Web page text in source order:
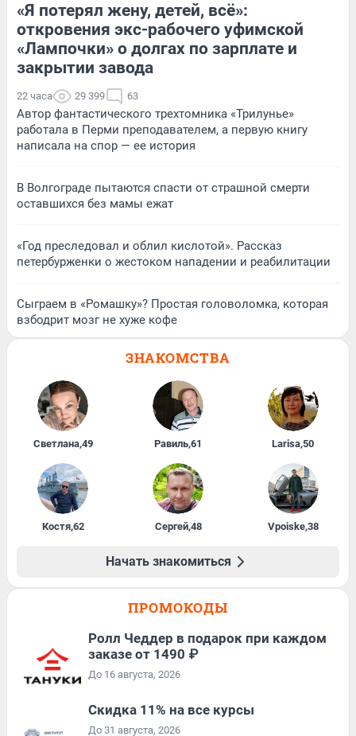
«Я потерял жену, детей, всё»:
откровения экс-рабочего уфимской
«Лампочки» о долгах по зарплате и
закрытии завода
22 часа 29 399 63
Автор фантастического трехтомника «Трилунье»
работала в Перми преподавателем, а первую книгу
написала на спор — ее история
В Волгограде пытаются спасти от страшной смерти
оставшихся без мамы ежат
«Год преследовал и облил кислотой». Рассказ
петербурженки о жестоком нападении и реабилитации
Сыграем в «Ромашку»? Простая головоломка, которая
взбодрит мозг не хуже кофе
ЗНАКОМСТВА
Светлана,49 Равиль,61 Larisa,50
Костя,62 Сергей,48 Vpoiske,38
Начать знакомиться
ПРОМОКОДЫ
Ролл Чеддер в подарок при каждом
заказе от 1490 ₽
До 16 августа, 2026
Скидка 11% на все курсы
До 31 августа, 2026